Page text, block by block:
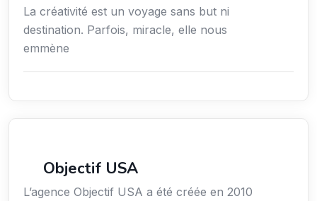
La créativité est un voyage sans but ni
destination. Parfois, miracle, elle nous
emmène
Objectif USA
L’agence Objectif USA a été créée en 2010